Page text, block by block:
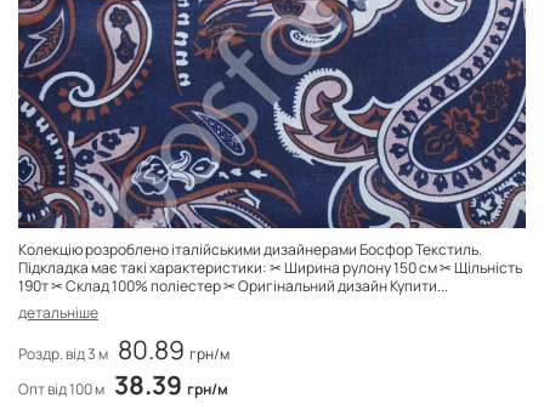
Колекцію розроблено італійськими дизайнерами Босфор Текстиль.
Підкладка має такі характеристики: ✂ Ширина рулону 150 см ✂ Щільність
190т ✂ Склад 100% поліестер ✂ Оригінальний дизайн Купити...
детальніше
Роздр. від 3 м 80.89 грн/м
Опт від 100 м 38.39 грн/м